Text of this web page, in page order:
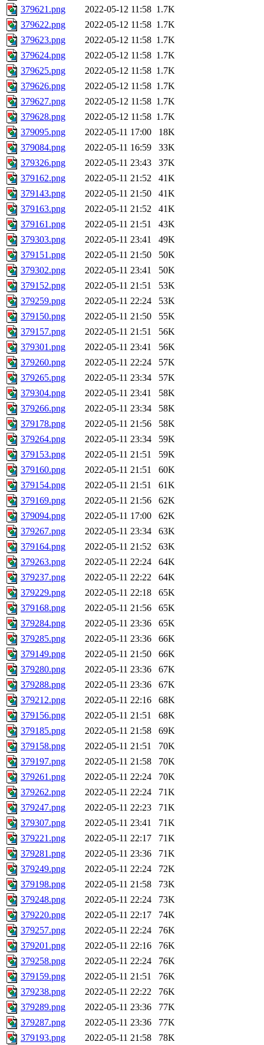
379621.png
2022-05-12 11:58 1.7K
379622.png
2022-05-12 11:58 1.7K
379623.png
2022-05-12 11:58 1.7K
379624.png
2022-05-12 11:58 1.7K
379625.png
2022-05-12 11:58 1.7K
379626.png
2022-05-12 11:58 1.7K
379627.png
2022-05-12 11:58 1.7K
379628.png
2022-05-12 11:58 1.7K
379095.png
2022-05-11 17:00
18K
379084.png
2022-05-11 16:59
33K
379326.png
2022-05-11 23:43
37K
379162.png
2022-05-11 21:52
41K
379143.png
2022-05-11 21:50
41K
379163.png
2022-05-11 21:52
41K
379161.png
2022-05-11 21:51
43K
379303.png
2022-05-11 23:41
49K
379151.png
2022-05-11 21:50
50K
379302.png
2022-05-11 23:41
50K
379152.png
2022-05-11 21:51
53K
379259.png
2022-05-11 22:24
53K
379150.png
2022-05-11 21:50
55K
379157.png
2022-05-11 21:51
56K
379301.png
2022-05-11 23:41
56K
379260.png
2022-05-11 22:24
57K
379265.png
2022-05-11 23:34
57K
379304.png
2022-05-11 23:41
58K
379266.png
2022-05-11 23:34
58K
379178.png
2022-05-11 21:56
58K
379264.png
2022-05-11 23:34
59K
379153.png
2022-05-11 21:51
59K
379160.png
2022-05-11 21:51
60K
379154.png
2022-05-11 21:51
61K
379169.png
2022-05-11 21:56
62K
379094.png
2022-05-11 17:00
62K
379267.png
2022-05-11 23:34
63K
379164.png
2022-05-11 21:52
63K
379263.png
2022-05-11 22:24
64K
379237.png
2022-05-11 22:22
64K
379229.png
2022-05-11 22:18
65K
379168.png
2022-05-11 21:56
65K
379284.png
2022-05-11 23:36
65K
379285.png
2022-05-11 23:36
66K
379149.png
2022-05-11 21:50
66K
379280.png
2022-05-11 23:36
67K
379288.png
2022-05-11 23:36
67K
379212.png
2022-05-11 22:16
68K
379156.png
2022-05-11 21:51
68K
379185.png
2022-05-11 21:58
69K
379158.png
2022-05-11 21:51
70K
379197.png
2022-05-11 21:58
70K
379261.png
2022-05-11 22:24
70K
379262.png
2022-05-11 22:24
71K
379247.png
2022-05-11 22:23
71K
379307.png
2022-05-11 23:41
71K
379221.png
2022-05-11 22:17
71K
379281.png
2022-05-11 23:36
71K
379249.png
2022-05-11 22:24
72K
379198.png
2022-05-11 21:58
73K
379248.png
2022-05-11 22:24
73K
379220.png
2022-05-11 22:17
74K
379257.png
2022-05-11 22:24
76K
379201.png
2022-05-11 22:16
76K
379258.png
2022-05-11 22:24
76K
379159.png
2022-05-11 21:51
76K
379238.png
2022-05-11 22:22
76K
379289.png
2022-05-11 23:36
77K
379287.png
2022-05-11 23:36
77K
379193.png
2022-05-11 21:58 78K